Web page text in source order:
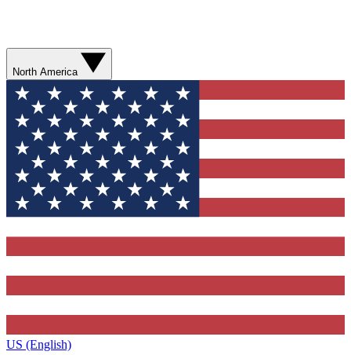
North America
US (English)